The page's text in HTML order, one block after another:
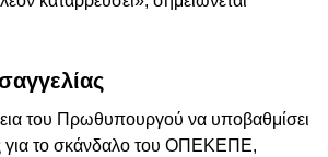
του Πρωθυπουργού να υποβαθμίσει
για το σκάνδαλο του ΟΠΕΚΕΠΕ,